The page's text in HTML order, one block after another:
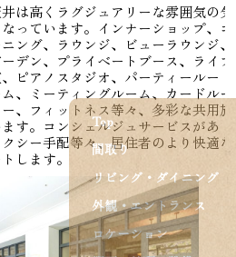
Top
間取り
リビング・ダイニング
外観・エントランス
ロケーション
は高くラグジュアリーな雰囲気の気
っています。インナーショップ、コ
ング、ラウンジ、ビューラウンジ、
デン、プライベートブース、ライブ
ピアノスタジオ、パーティールー
、ミーティングルーム、カードルー
、フィットネス等々、多彩な共用施
す。コンシェルジュサービスがあ
シー手配等々、居住者のより快適な
します。